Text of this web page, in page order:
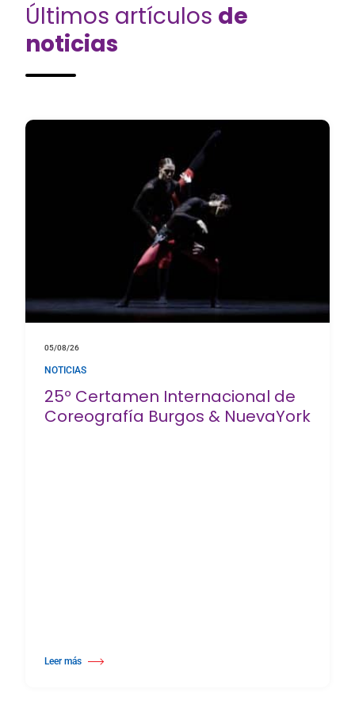
Últimos artículos de
noticias
05/08/26
NOTICIAS
25º Certamen Internacional de
Coreografía Burgos & NuevaYork
Leer más
about 25º Certamen Internacional de Coreografía Burgos & NuevaYork